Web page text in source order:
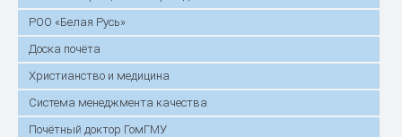
РОО «Белая Русь»
Доска почёта
Христианство и медицина
Система менеджмента качества
Почётный доктор ГомГМУ